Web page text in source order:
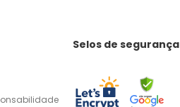
Selos de segurança